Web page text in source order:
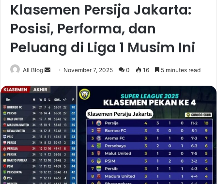
Klasemen Persija Jakarta:
Posisi, Performa, dan
Peluang di Liga 1 Musim Ini
All Blog
Send
email
November 7, 2025 0 16 5 minutes read